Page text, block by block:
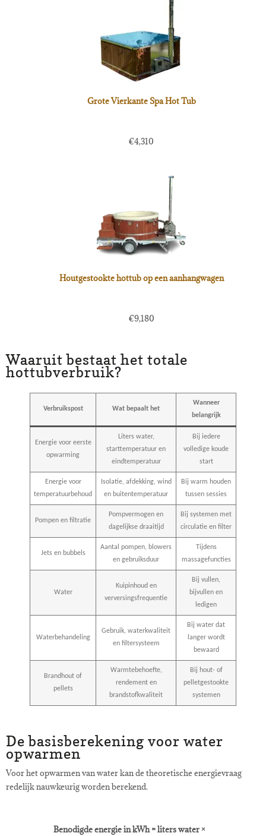
Grote Vierkante Spa Hot Tub
€4,310
Houtgestookte hottub op een aanhangwagen
€9,180
Waaruit bestaat het totale
hottubverbruik?
Verbruikspost Wat bepaalt het
Wanneer
belangrijk
Energie voor eerste
opwarming
Liters water,
starttemperatuur en
eindtemperatuur
Bij iedere
volledige koude
start
Energie voor
temperatuurbehoud
Isolatie, afdekking, wind
en buitentemperatuur
Bij warm houden
tussen sessies
Pompen en filtratie
Pompvermogen en
dagelijkse draaitijd
Bij systemen met
circulatie en filter
Jets en bubbels
Aantal pompen, blowers
en gebruiksduur
Tijdens
massagefuncties
Water
Kuipinhoud en
verversingsfrequentie
Bij vullen,
bijvullen en
ledigen
Waterbehandeling
Gebruik, waterkwaliteit
en filtersysteem
Bij water dat
langer wordt
bewaard
Brandhout of
pellets
Warmtebehoefte,
rendement en
brandstofkwaliteit
Bij hout- of
pelletgestookte
systemen
De basisberekening voor water
opwarmen
Voor het opwarmen van water kan de theoretische energievraag
redelijk nauwkeurig worden berekend.
Benodigde energie in kWh = liters water ×